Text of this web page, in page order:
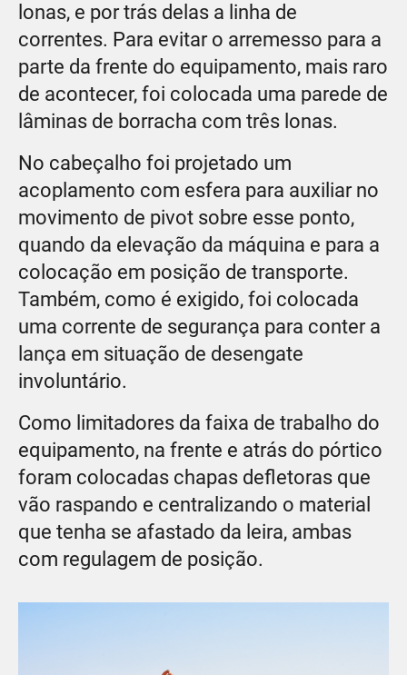
lonas, e por trás delas a linha de
correntes. Para evitar o arremesso para a
parte da frente do equipamento, mais raro
de acontecer, foi colocada uma parede de
lâminas de borracha com três lonas.
No cabeçalho foi projetado um
acoplamento com esfera para auxiliar no
movimento de pivot sobre esse ponto,
quando da elevação da máquina e para a
colocação em posição de transporte.
Também, como é exigido, foi colocada
uma corrente de segurança para conter a
lança em situação de desengate
involuntário.
Como limitadores da faixa de trabalho do
equipamento, na frente e atrás do pórtico
foram colocadas chapas defletoras que
vão raspando e centralizando o material
que tenha se afastado da leira, ambas
com regulagem de posição.